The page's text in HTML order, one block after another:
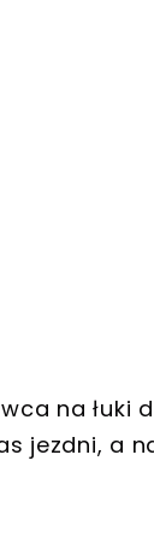
na łuki
jezdni, a